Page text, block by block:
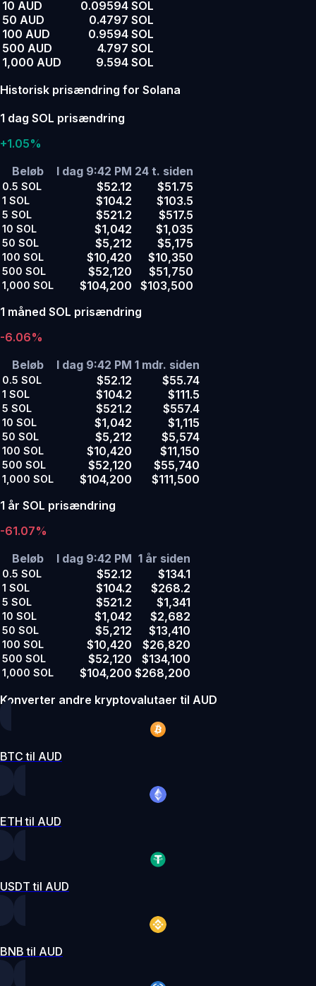
10 AUD
0.09594 SOL
50 AUD
0.4797 SOL
100 AUD
0.9594 SOL
500 AUD
4.797 SOL
1,000 AUD
9.594 SOL
Historisk prisændring for Solana
1 dag SOL prisændring
+1.05%
Beløb
I dag 9:42 PM 24 t. siden
0.5 SOL $52.12 $51.75
1 SOL $104.2 $103.5
5 SOL $521.2 $517.5
10 SOL $1,042 $1,035
50 SOL $5,212 $5,175
100 SOL $10,420 $10,350
500 SOL $52,120 $51,750
1,000 SOL $104,200
$103,500
1 måned SOL prisændring
-6.06%
Beløb
I dag 9:42 PM 1 mdr. siden
0.5 SOL $52.12 $55.74
1 SOL $104.2 $111.5
5 SOL $521.2 $557.4
10 SOL $1,042 $1,115
50 SOL $5,212 $5,574
100 SOL $10,420 $11,150
500 SOL $52,120 $55,740
1,000 SOL $104,200
$111,500
1 år SOL prisændring
-61.07%
Beløb
I dag 9:42 PM 1 år siden
0.5 SOL $52.12 $134.1
1 SOL $104.2 $268.2
5 SOL $521.2 $1,341
10 SOL $1,042 $2,682
50 SOL $5,212 $13,410
100 SOL $10,420 $26,820
500 SOL $52,120 $134,100
1,000 SOL $104,200 $268,200
Konverter andre kryptovalutaer til AUD
BTC til AUD
ETH til AUD
USDT til AUD
BNB til AUD